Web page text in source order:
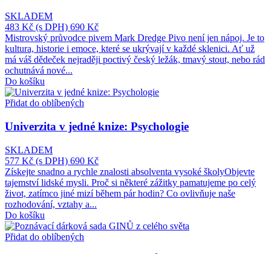
SKLADEM
483 Kč (s DPH) 690 Kč
Mistrovský průvodce pivem Mark Dredge Pivo není jen nápoj. Je to
kultura, historie i emoce, které se ukrývají v každé sklenici. Ať už
má váš dědeček nejraději poctivý český ležák, tmavý stout, nebo rád
ochutnává nové...
Do košíku
Přidat do oblíbených
Univerzita v jedné knize: Psychologie
SKLADEM
577 Kč (s DPH) 690 Kč
Získejte snadno a rychle znalosti absolventa vysoké školyObjevte
tajemství lidské mysli. Proč si některé zážitky pamatujeme po celý
život, zatímco jiné mizí během pár hodin? Co ovlivňuje naše
rozhodování, vztahy a...
Do košíku
Přidat do oblíbených